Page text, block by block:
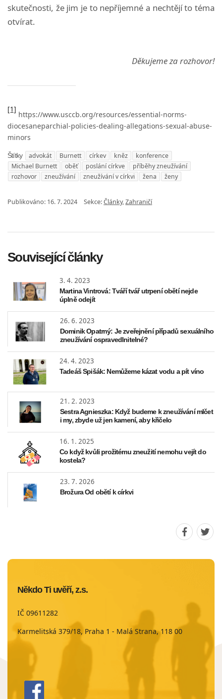
skutečnosti, že jim je to nepříjemné a nechtějí to téma
otvírat.
Děkujeme za rozhovor!
[1]
https://www.usccb.org/resources/essential-norms-
diocesaneparchial-policies-dealing-allegations-sexual-abuse-
minors
Štítky advokát Burnett církev kněz
konference
Michael Burnett
oběť poslání církve
příběhy zneužívání
rozhovor
zneužívání zneužívání v církvi žena ženy
Publikováno: 16. 7. 2024 Sekce:Články,Zahraničí
Související články
3. 4. 2023
Martina Vintrová: Tváří tvář utrpení obětí nejde
úplně odejít
26. 6. 2023
Dominik Opatrný: Je zveřejnění případů sexuálního
zneužívání ospravedlnitelné?
24. 4. 2023
Tadeáš Spišák: Nemůžeme kázat vodu a pít víno
21. 2. 2023
Sestra Agnieszka: Když budeme k zneužívání mlčet
i my, zbyde už jen kamení, aby křičelo
16. 1. 2025
Co když kvůli prožitému zneužití nemohu vejít do
kostela?
23. 7. 2026
Brožura Od obětí k církvi
Sdílet
na
Někdo Ti uvěří, z.s.
IČ 09611282
Karmelitská 379/18, Praha 1 - Malá Strana, 118 00